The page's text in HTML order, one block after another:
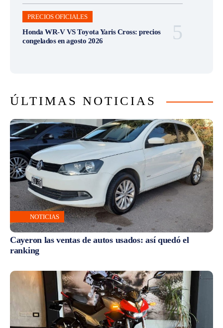
PRECIOS OFICIALES
Honda WR-V VS Toyota Yaris Cross: precios
congelados en agosto 2026
ÚLTIMAS NOTICIAS
NOTICIAS
Cayeron las ventas de autos usados: así quedó el
ranking